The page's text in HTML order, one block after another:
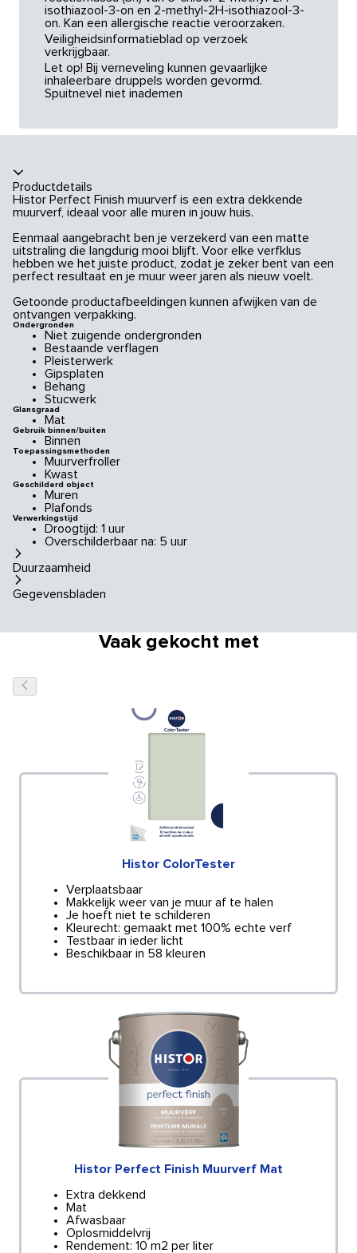
isothiazool-3-on en 2-methyl-2H-isothiazool-3-
on. Kan een allergische reactie veroorzaken.
Veiligheidsinformatieblad op verzoek
verkrijgbaar.
Let op! Bij verneveling kunnen gevaarlijke
inhaleerbare druppels worden gevormd.
Spuitnevel niet inademen
Productdetails
Histor Perfect Finish muurverf is een extra dekkende
muurverf, ideaal voor alle muren in jouw huis.
Eenmaal aangebracht ben je verzekerd van een matte
uitstraling die langdurig mooi blijft. Voor elke verfklus
hebben we het juiste product, zodat je zeker bent van een
perfect resultaat en je muur weer jaren als nieuw voelt.
Getoonde productafbeeldingen kunnen afwijken van de
ontvangen verpakking.
Ondergronden
Niet zuigende ondergronden
Bestaande verflagen
Pleisterwerk
Gipsplaten
Behang
Stucwerk
Glansgraad
Mat
Gebruik binnen/buiten
Binnen
Toepassingsmethoden
Muurverfroller
Kwast
Geschilderd object
Muren
Plafonds
Verwerkingstijd
Droogtijd: 1 uur
Overschilderbaar na: 5 uur
Duurzaamheid
Gegevensbladen
Vaak gekocht met
Histor ColorTester
Verplaatsbaar
Makkelijk weer van je muur af te halen
Je hoeft niet te schilderen
Kleurecht: gemaakt met 100% echte verf
Testbaar in ieder licht
Beschikbaar in 58 kleuren
Histor Perfect Finish Muurverf Mat
Extra dekkend
Mat
Afwasbaar
Oplosmiddelvrij
Rendement: 10 m2 per liter